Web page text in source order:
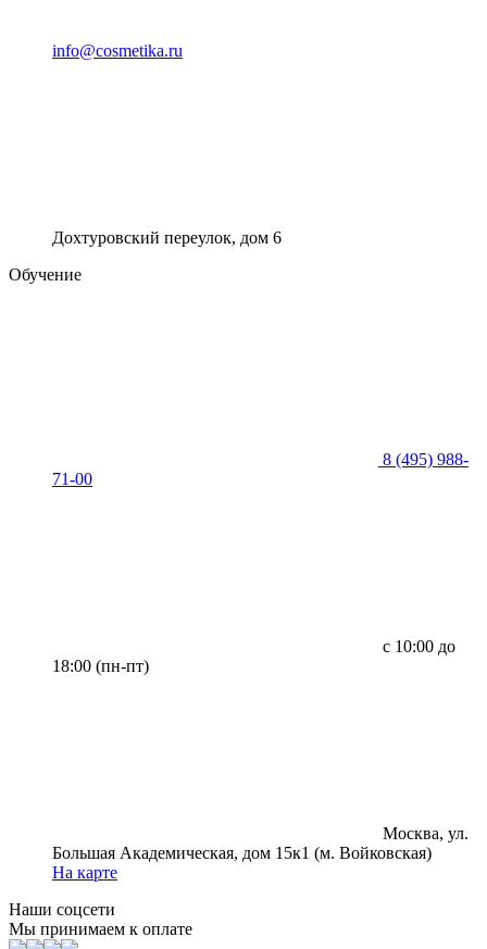
info@cosmetika.ru
Дохтуровский переулок, дом 6
Обучение
8 (495) 988-
71-00
с 10:00 до
18:00 (пн-пт)
Москва, ул.
Большая Академическая, дом 15к1 (м. Войковская)
На карте
Наши соцсети
Мы принимаем к оплате